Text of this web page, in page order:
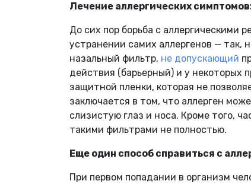
Лечение аллергических
До сих пор борьба с аллергическими
устранении самих аллергенов — так,
назальный фильтр, не допускающий
действия (барьерный) и у некоторых
защитной пленки, которая не
заключается в том, что аллерген
слизистую глаз и носа. Кроме того,
такими фильтрами не полностью.
Еще один способ справиться с
При первом попадании в организм